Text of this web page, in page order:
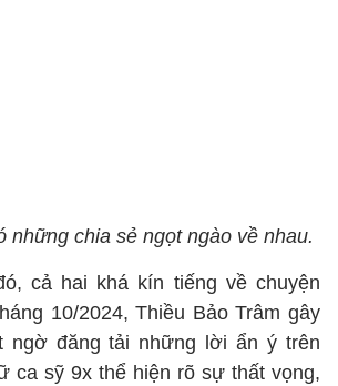
những chia sẻ ngọt ngào về nhau.
cả hai khá kín tiếng về chuyện
10/2024, Thiều Bảo Trâm gây
ngờ đăng tải những lời ẩn ý trên
ca sỹ 9x thể hiện rõ sự thất vọng,